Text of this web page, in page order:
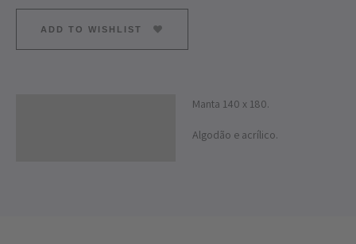
ADD TO WISHLIST
Manta 140 x 180.
Algodão e acrílico.